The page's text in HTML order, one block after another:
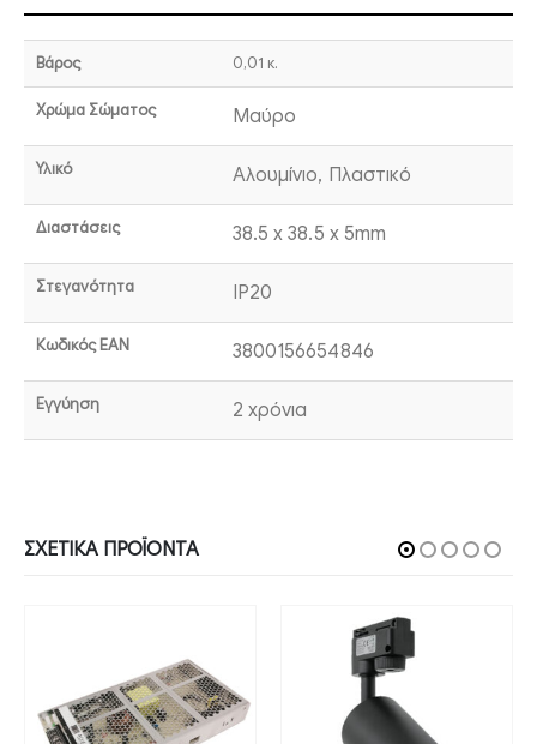
Βάρος 0,01 κ.
Χρώμα Σώματος Μαύρο
Υλικό Αλουμίνιο, Πλαστικό
Διαστάσεις 38.5 x 38.5 x 5mm
Στεγανότητα IP20
Κωδικός EAN 3800156654846
Εγγύηση 2 χρόνια
ΣΧΕΤΙΚΆ ΠΡΟΪΌΝΤΑ